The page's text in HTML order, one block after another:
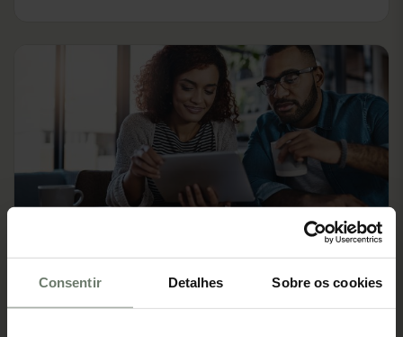
Consentir Detalhes Sobre os cookies
Quanto pode poupar com a descida
das taxas de juro habitação?
Taxas de juro contratadas: como é feita a revisão?